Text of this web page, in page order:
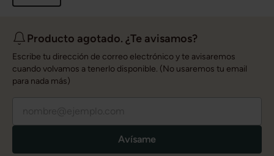
Producto agotado. ¿Te avisamos?
Escribe tu dirección de correo electrónico y te avisaremos
cuando volvamos a tenerlo disponible. (No usaremos tu email
para nada más)
Avísame